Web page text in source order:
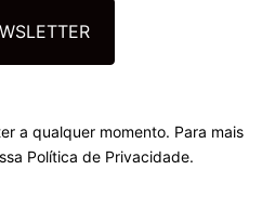
a qualquer momento. Para mais
Política de Privacidade.